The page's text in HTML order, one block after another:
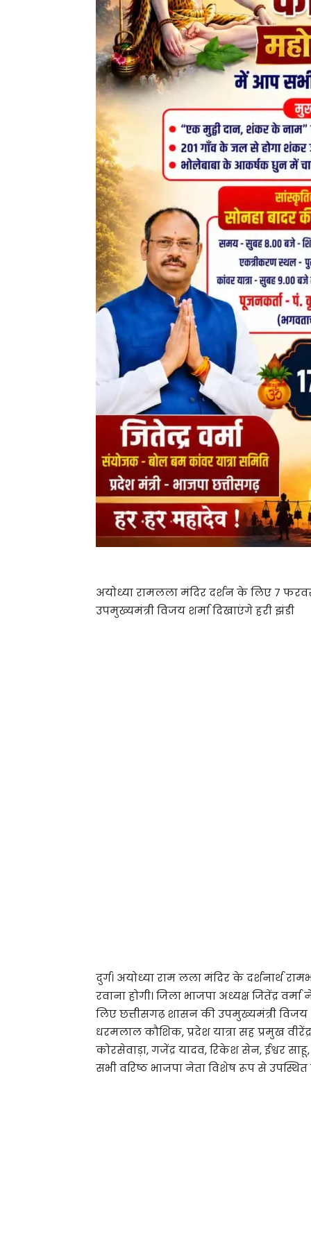
अयोध्या रामलला मंदिर दर्शन के लिए 7
उपमुख्यमंत्री विजय शर्मा दिखाएंगे हरी झंडी
दुर्ग। अयोध्या राम लला मंदिर के दर्शनार्थ
रवाना होगी। जिला भाजपा अध्यक्ष जितेंद्र
लिए छत्तीसगढ़ शासन की उपमुख्यमंत्री विजय
धरमलाल कौशिक, प्रदेश यात्रा सह प्रमुख
कोरसेवाड़ा, गजेंद्र यादव, रिकेश सेन, ईश्वर
सभी वरिष्ठ भाजपा नेता विशेष रूप से उपस्थित